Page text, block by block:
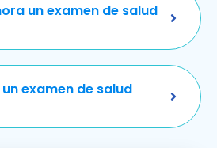
un examen de salud
examen de salud